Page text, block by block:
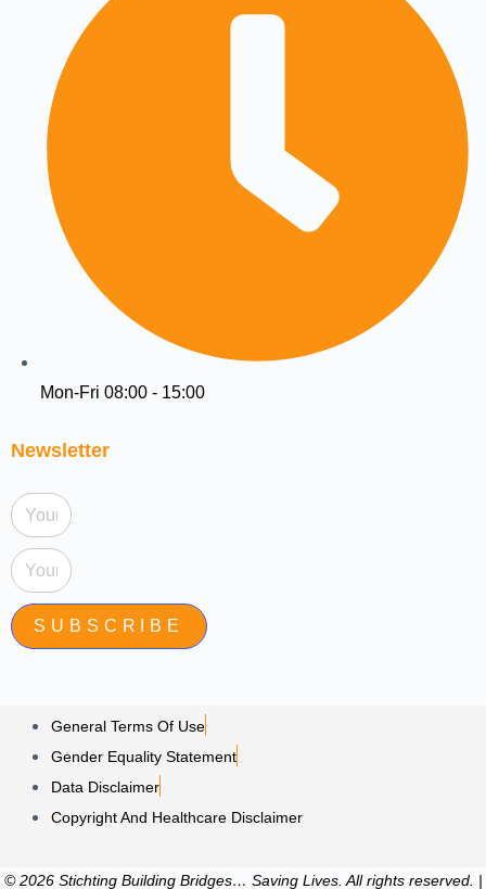
Mon-Fri 08:00 - 15:00
Newsletter
SUBSCRIBE
General Terms Of Use
Gender Equality Statement
Data Disclaimer
Copyright And Healthcare Disclaimer
© 2026 Stichting Building Bridges… Saving Lives. All rights reserved. |